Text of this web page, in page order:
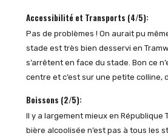
Accessibilité et Transports (4/5):
Pas de problèmes ! On aurait pu
stade est très bien desservi en
s’arrêtent en face du stade. Bon ce
centre et c’est sur une petite colline,
Boissons (2/5):
Il y a largement mieux en République
bière alcoolisée n’est pas à tous les